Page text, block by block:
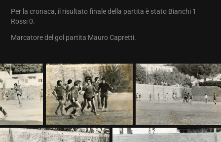
Per la cronaca, il risultato finale della partita è stato Bianchi 1
Rossi 0.
Marcatore del gol partita Mauro Capretti.